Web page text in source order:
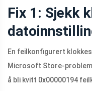
Fix 1: Sjekk
En feilkonfigurert
Microsoft Store-
å bli kvitt 0x00000194